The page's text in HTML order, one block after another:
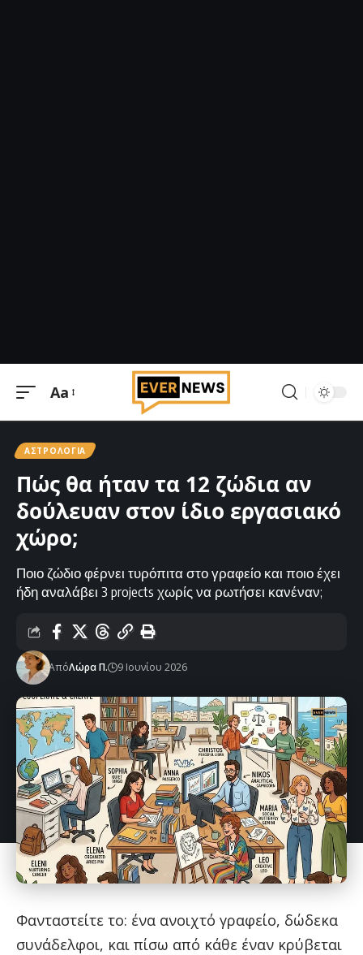
Μεγέθυνση
Aa
ΑΣΤΡΟΛΟΓΊΑ
Πώς θα ήταν τα 12 ζώδια αν
δούλευαν στον ίδιο εργασιακό
χώρο;
Ποιο ζώδιο φέρνει τυρόπιτα στο γραφείο και ποιο έχει
ήδη αναλάβει 3 projects χωρίς να ρωτήσει κανέναν;
ΑπόΛώρα Π. 9 Ιουνίου 2026
Φανταστείτε το: ένα ανοιχτό γραφείο, δώδεκα
συνάδελφοι, και πίσω από κάθε έναν κρύβεται